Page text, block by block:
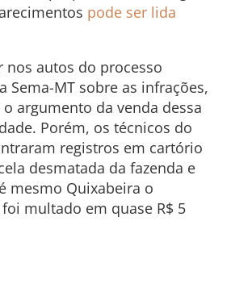
pode ser lida
nos autos do processo
Sema-MT sobre as infrações,
argumento da venda dessa
Porém, os técnicos do
registros em cartório
desmatada da fazenda e
mesmo Quixabeira o
multado em quase R$ 5